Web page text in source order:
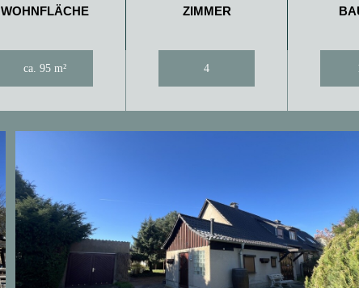
WOHNFLÄCHE
ca. 95 m²
ZIMMER
4